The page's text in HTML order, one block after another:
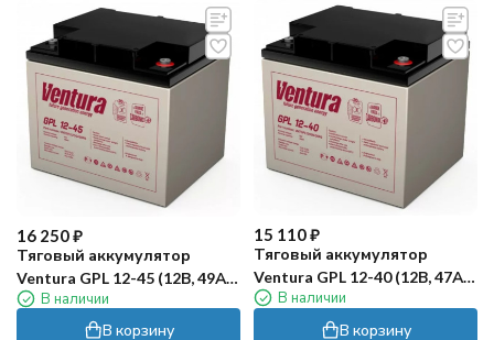
16 250₽
Тяговый аккумулятор
Ventura GPL 12-45 (12В, 49Ач,
AGM)В наличии
В корзину
15 110₽
Тяговый аккумулятор
Ventura GPL 12-40 (12В, 47Ач,
AGM)В наличии
В корзину